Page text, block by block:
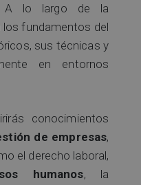
lo largo de la
los fundamentos del
sus técnicas y
en entornos
conocimientos
de empresas,
el derecho laboral,
humanos, la